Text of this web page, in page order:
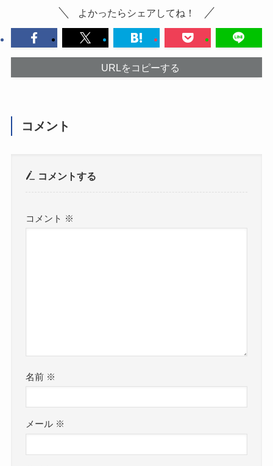
よかったらシェアしてね！
URLをコピーする
コメント
コメントする
コメント ※
名前 ※
メール ※